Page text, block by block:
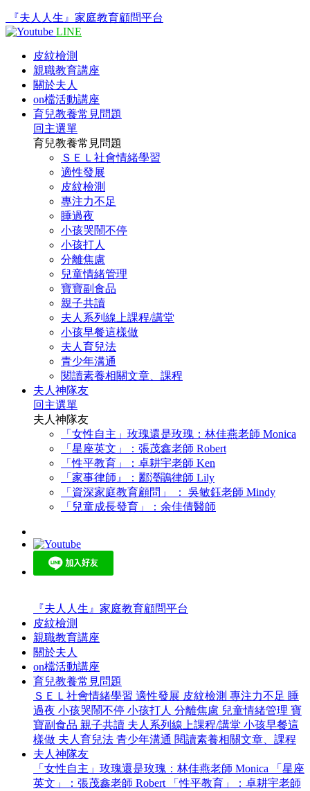
『夫人人生』家庭教育顧問平台
LINE
皮紋檢測
親職教育講座
關於夫人
on檔活動講座
育兒教養常見問題
回主選單
育兒教養常見問題
ＳＥＬ社會情緒學習
適性發展
皮紋檢測
專注力不足
睡過夜
小孩哭鬧不停
小孩打人
分離焦慮
兒童情緒管理
寶寶副食品
親子共讀
夫人系列線上課程/講堂
小孩早餐這樣做
夫人育兒法
青少年溝通
閱讀素養相關文章、課程
夫人神隊友
回主選單
夫人神隊友
「女性自主」玫瑰還是玫瑰：林佳燕老師 Monica
「星座英文」：張茂鑫老師 Robert
「性平教育」：卓耕宇老師 Ken
「家事律師』：酈瀅鵑律師 Lily
「資深家庭教育顧問」 ： 吳敏鈺老師 Mindy
「兒童成長發育」：余佳倩醫師
『夫人人生』家庭教育顧問平台
皮紋檢測
親職教育講座
關於夫人
on檔活動講座
育兒教養常見問題
ＳＥＬ社會情緒學習 適性發展 皮紋檢測 專注力不足 睡
過夜 小孩哭鬧不停 小孩打人 分離焦慮 兒童情緒管理 寶
寶副食品 親子共讀 夫人系列線上課程/講堂 小孩早餐這
樣做 夫人育兒法 青少年溝通 閱讀素養相關文章、課程
夫人神隊友
「女性自主」玫瑰還是玫瑰：林佳燕老師 Monica
「星座
英文」：張茂鑫老師 Robert
「性平教育」：卓耕宇老師